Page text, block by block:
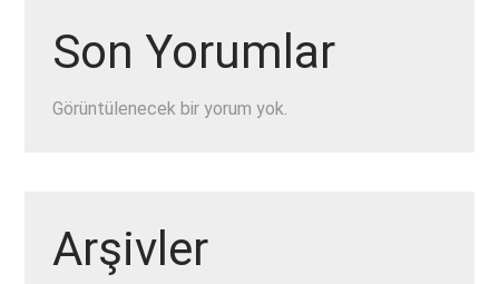
Son Yorumlar
Görüntülenecek bir yorum yok.
Arşivler